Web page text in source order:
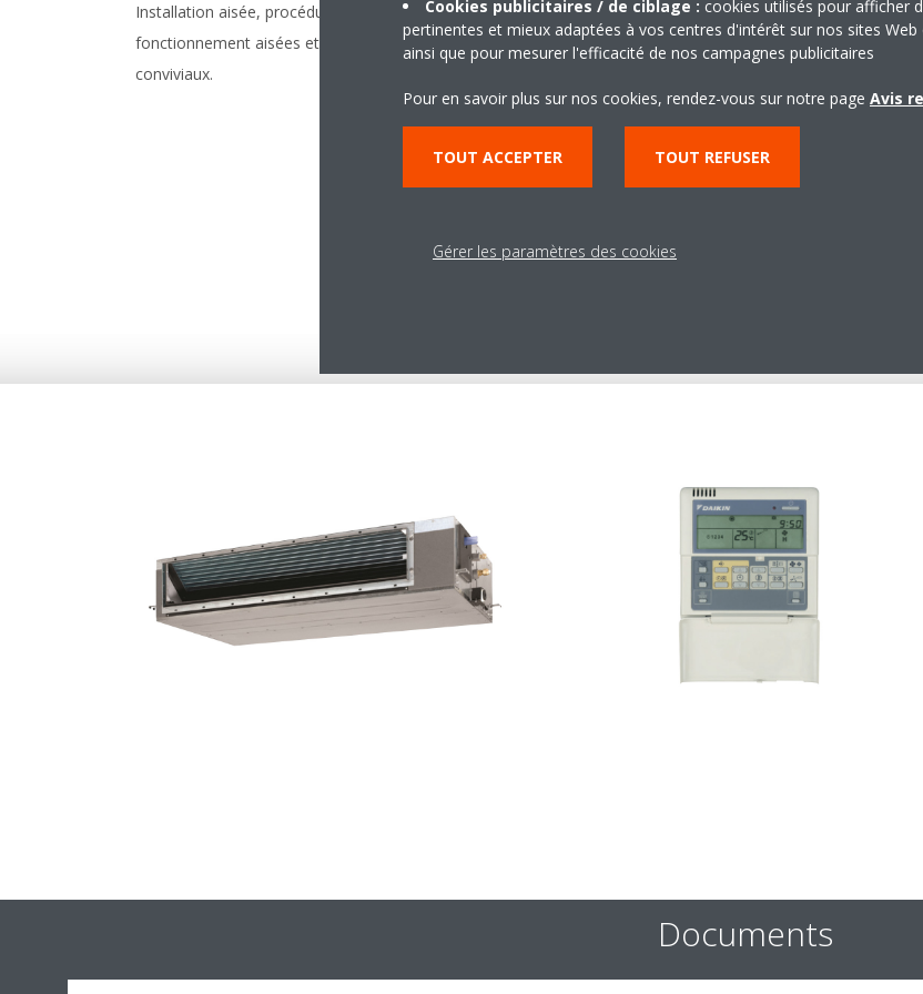
Installation aisée, procédures de
fonctionnement aisées et boutons
conviviaux.
Le réglage du mode Nuit provoque
une modification progressive de la
permettre l'obtention d'un
sommeil.
d'air
Cette fonction
plus appropriée pour
confort optimal. Par
Documents
Cookies publicitaires / de ciblage : cookies utilisés pour afficher
pertinentes et mieux adaptées à vos centres d'intérêt sur nos sites Web
ainsi que pour mesurer l'efficacité de nos campagnes publicitaires
Pour en savoir plus sur nos cookies, rendez-vous sur notre page Avis
TOUT ACCEPTER TOUT REFUSER
Gérer les paramètres des cookies